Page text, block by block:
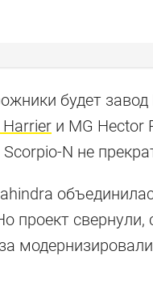
будет
и MG Hector
N не
проект